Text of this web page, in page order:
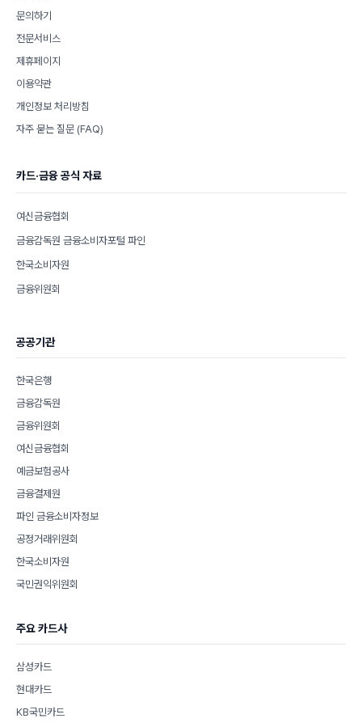
문의하기
전문서비스
제휴페이지
이용약관
개인정보 처리방침
자주 묻는 질문 (FAQ)
카드·금융 공식 자료
여신금융협회
금융감독원 금융소비자포털 파인
한국소비자원
금융위원회
공공기관
한국은행
금융감독원
금융위원회
여신금융협회
예금보험공사
금융결제원
파인 금융소비자정보
공정거래위원회
한국소비자원
국민권익위원회
주요 카드사
삼성카드
현대카드
KB국민카드